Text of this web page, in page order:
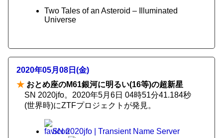
Two Tales of an Asteroid – Illuminated
Universe
2020年05月08日(金)
★ おとめ座のM61銀河に明るい(16等)の超新星
SN 2020jfo。2020年5月6日 04時51分41.184秒
(世界時)にZTFプロジェクトが発見。
SN 2020jfo | Transient Name Server